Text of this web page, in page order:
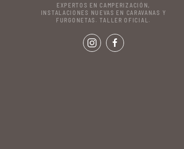
EXPERTOS EN CAMPERIZACIÓN,
INSTALACIONES NUEVAS EN CARAVANAS Y
FURGONETAS. TALLER OFICIAL.